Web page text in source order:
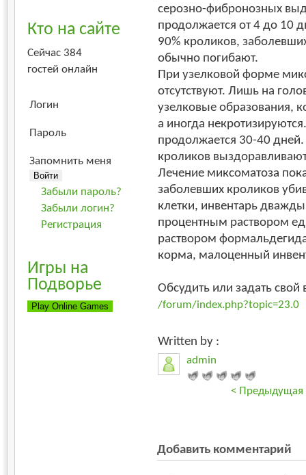
Кто на сайте
Сейчас 384
гостей онлайн
Логин
Пароль
Запомнить меня
Забыли пароль?
Забыли логин?
Регистрация
Игры на
Подворье
серозно-фибронозных
продолжается от 4 до 10
90% кроликов,
обычно погибают.
При узелковой форме
отсутствуют. Лишь на
узелковые образования,
а иногда
продолжается 30-40
кроликов
Лечение миксоматоза
заболевших кроликов
клетки, инвентарь
процентным раствором
раствором
корма, малоценный
Обсудить или задать
/forum/index.php?topic=23.0
Written by :
admin
< Предыдущая
Добавить комментарий